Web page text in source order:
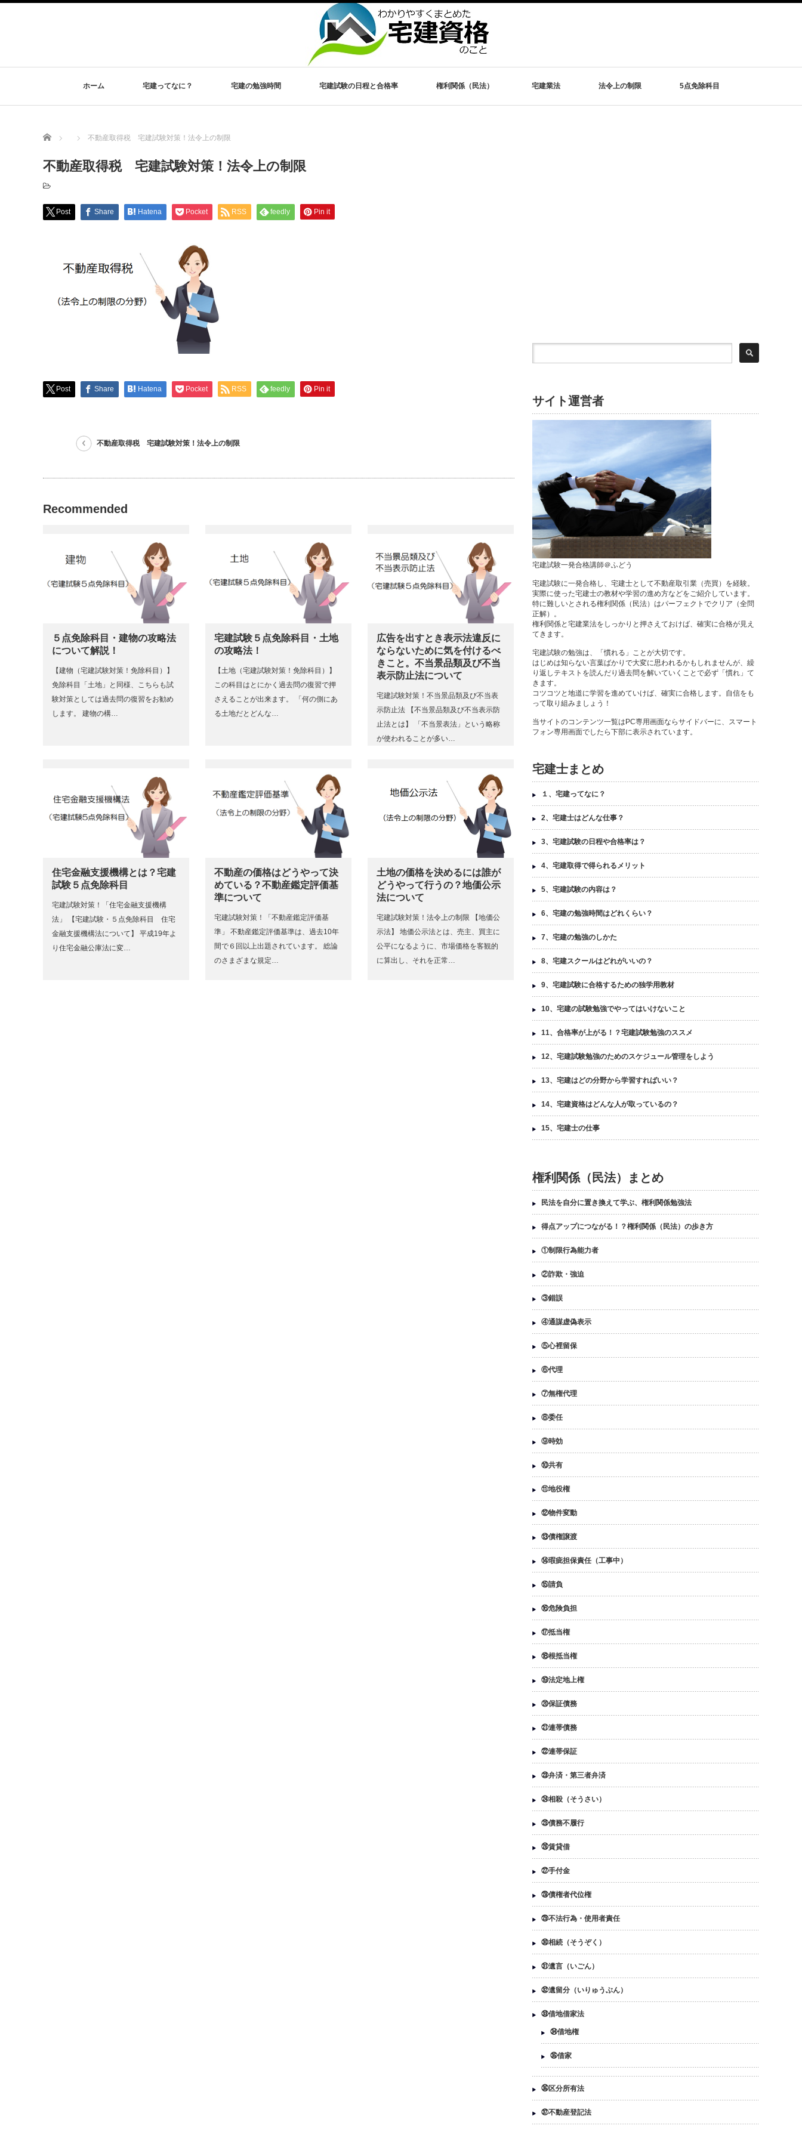
ホーム 宅建ってなに？ 宅建の勉強時間 宅建試験の日程と合格率 権利関係（民法） 宅建業法 法令上の制限 5点免除科目
Home 不動産取得税 宅建試験対策！法令上の制限
不動産取得税 宅建試験対策！法令上の制限
Post Share Hatena Pocket RSS feedly Pin it
Post Share Hatena Pocket RSS feedly Pin it
不動産取得税 宅建試験対策！法令上の制限
Recommended
５点免除科目・建物の攻略法
について解説！
【建物（宅建試験対策！免除科目）】
免除科目「土地」と同様、こちらも試
験対策としては過去問の復習をお勧め
します。 建物の構…
宅建試験５点免除科目・土地
の攻略法！
【土地（宅建試験対策！免除科目）】
この科目はとにかく過去問の復習で押
さえることが出来ます。 「何の側にあ
る土地だとどんな…
広告を出すとき表示法違反に
ならないために気を付けるべ
きこと。不当景品類及び不当
表示防止法について
宅建試験対策！不当景品類及び不当表
示防止法 【不当景品類及び不当表示防
止法とは】 「不当景表法」という略称
が使われることが多い…
住宅金融支援機構とは？宅建
試験５点免除科目
宅建試験対策！「住宅金融支援機構
法」 【宅建試験・５点免除科目 住宅
金融支援機構法について】 平成19年よ
り住宅金融公庫法に変…
不動産の価格はどうやって決
めている？不動産鑑定評価基
準について
宅建試験対策！「不動産鑑定評価基
準」 不動産鑑定評価基準は、過去10年
間で６回以上出題されています。 総論
のさまざまな規定…
土地の価格を決めるには誰が
どうやって行うの？地価公示
法について
宅建試験対策！法令上の制限 【地価公
示法】 地価公示法とは、売主、買主に
公平になるように、市場価格を客観的
に算出し、それを正常…
サイト運営者
宅建試験一発合格講師＠ふどう
宅建試験に一発合格し、宅建士として不動産取引業（売買）を経験。
実際に使った宅建士の教材や学習の進め方などをご紹介しています。
特に難しいとされる権利関係（民法）はパーフェクトでクリア（全問
正解）。
権利関係と宅建業法をしっかりと押さえておけば、確実に合格が見え
てきます。
宅建試験の勉強は、「慣れる」ことが大切です。
はじめは知らない言葉ばかりで大変に思われるかもしれませんが、繰
り返しテキストを読んだり過去問を解いていくことで必ず「慣れ」て
きます。
コツコツと地道に学習を進めていけば、確実に合格します。自信をも
って取り組みましょう！
当サイトのコンテンツ一覧はPC専用画面ならサイドバーに、スマート
フォン専用画面でしたら下部に表示されています。
宅建士まとめ
１、宅建ってなに？
2、宅建士はどんな仕事？
3、宅建試験の日程や合格率は？
4、宅建取得で得られるメリット
5、宅建試験の内容は？
6、宅建の勉強時間はどれくらい？
7、宅建の勉強のしかた
8、宅建スクールはどれがいいの？
9、宅建試験に合格するための独学用教材
10、宅建の試験勉強でやってはいけないこと
11、合格率が上がる！？宅建試験勉強のススメ
12、宅建試験勉強のためのスケジュール管理をしよう
13、宅建はどの分野から学習すればいい？
14、宅建資格はどんな人が取っているの？
15、宅建士の仕事
権利関係（民法）まとめ
民法を自分に置き換えて学ぶ、権利関係勉強法
得点アップにつながる！？権利関係（民法）の歩き方
①制限行為能力者
②詐欺・強迫
③錯誤
④通謀虚偽表示
⑤心裡留保
⑥代理
⑦無権代理
⑧委任
⑨時効
⑩共有
⑪地役権
⑫物件変動
⑬債権譲渡
⑭瑕疵担保責任（工事中）
⑮請負
⑯危険負担
⑰抵当権
⑱根抵当権
⑲法定地上権
⑳保証債務
㉑連帯債務
㉒連帯保証
㉓弁済・第三者弁済
㉔相殺（そうさい）
㉕債務不履行
㉖賃貸借
㉗手付金
㉘債権者代位権
㉙不法行為・使用者責任
㉚相続（そうぞく）
㉛遺言（いごん）
㉜遺留分（いりゅうぶん）
㉝借地借家法
㉞借地権
㉟借家
㊱区分所有法
㊲不動産登記法